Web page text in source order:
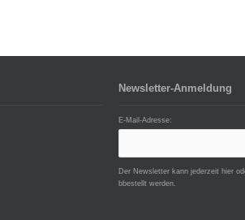
Newsletter-Anmeldung
E-Mail-Adresse:
Der Newsletter kann jederzeit hier
bbestellt werden.